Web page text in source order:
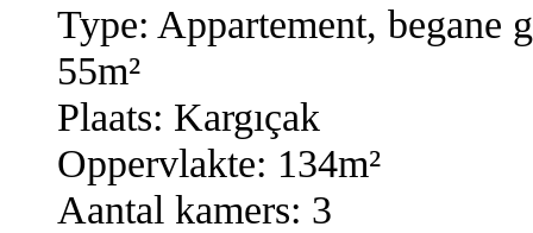
Type: Appartement, begane
55m²
Plaats: Kargıçak
Oppervlakte: 134m²
Aantal kamers: 3